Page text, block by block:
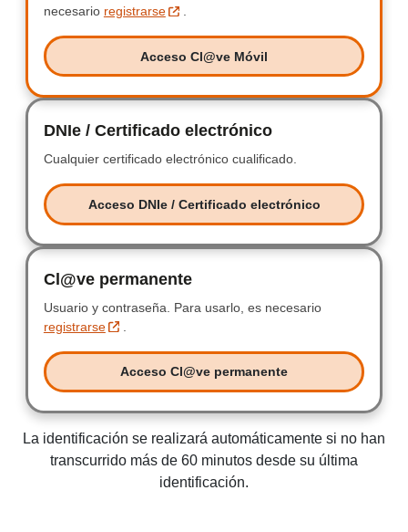
necesario registrarse .
Acceso Cl@ve Móvil
Acceso Clave Móvil
DNIe / Certificado electrónicoDNIe /
Cualquier certificado electrónico cualificado.
Acceso DNIe / Certificado electrónico
Acceso DNIe / Certificado
Cl@ve permanenteClave permanente
Usuario y contraseña. Usuario y contraseña.
Para usarlo, es necesario
registrarse
.
Acceso Cl@ve permanente
Acceso Clave permanente
La identificación se realizará automáticamente si no han
transcurrido más de 60 minutos desde su última
identificación.